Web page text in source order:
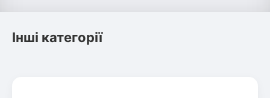
Інші категорії